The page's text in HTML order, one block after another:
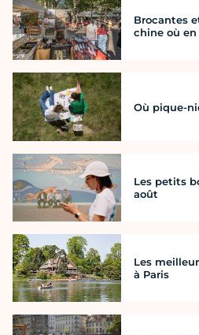
Brocantes
chine où en
Où pique-
Les petits
août
Les
à Paris